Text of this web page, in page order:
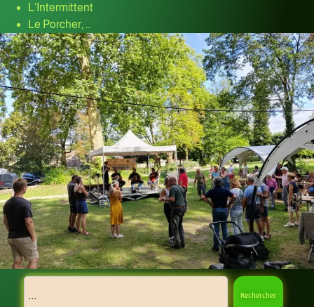
L’Intermittent
Le Porcher, …
Rechercher